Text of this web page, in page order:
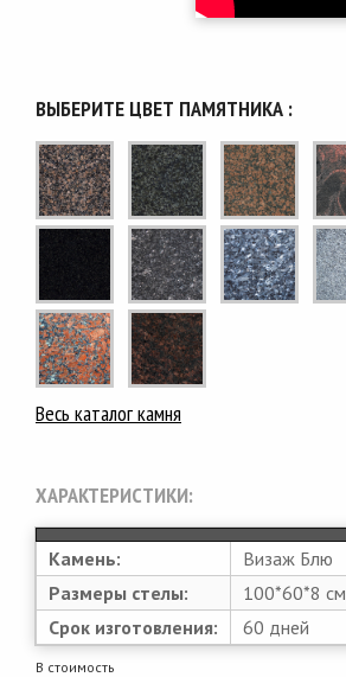
ВЫБЕРИТЕ ЦВЕТ ПАМЯТНИКА :
Весь каталог камня
ХАРАКТЕРИСТИКИ:
Камень:
Визаж Блю
Размеры стелы:
100*60*8 см
Срок изготовления:
60 дней
В стоимость